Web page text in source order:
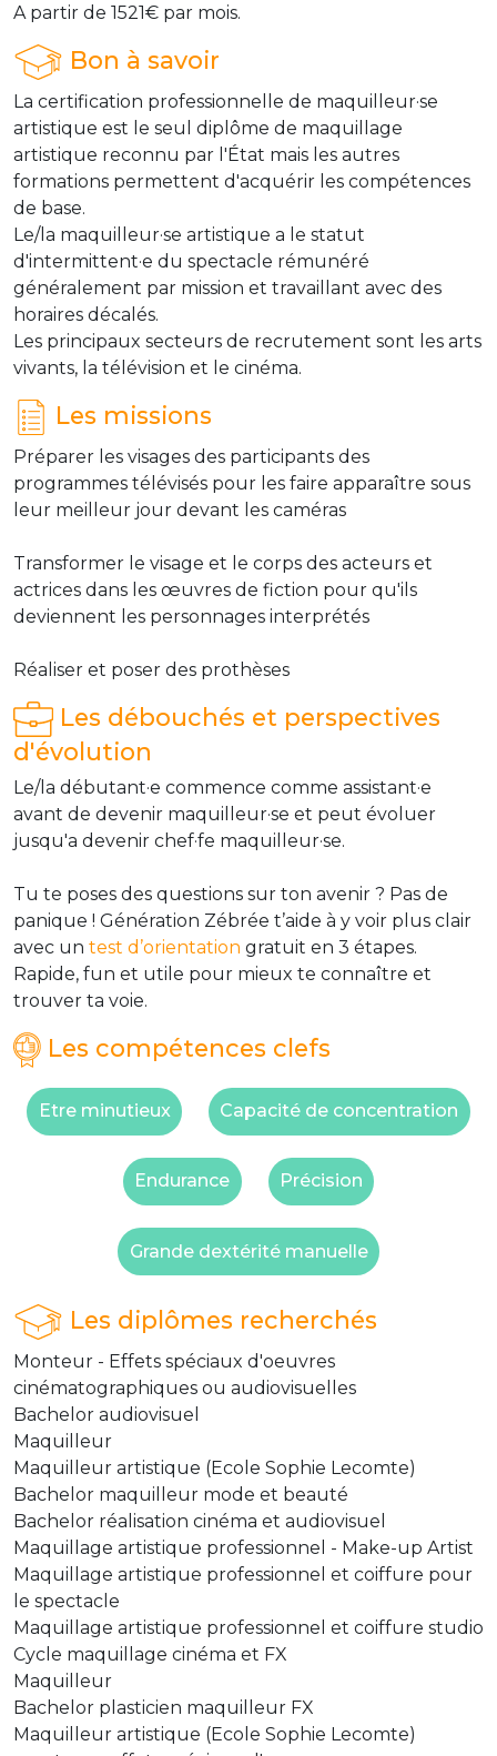
A partir de 1521€ par mois.
Bon à savoir
La certification professionnelle de maquilleur·se
artistique est le seul diplôme de maquillage
artistique reconnu par l'État mais les autres
formations permettent d'acquérir les compétences
de base.
Le/la maquilleur·se artistique a le statut
d'intermittent·e du spectacle rémunéré
généralement par mission et travaillant avec des
horaires décalés.
Les principaux secteurs de recrutement sont les arts
vivants, la télévision et le cinéma.
Les missions
Préparer les visages des participants des
programmes télévisés pour les faire apparaître sous
leur meilleur jour devant les caméras
Transformer le visage et le corps des acteurs et
actrices dans les œuvres de fiction pour qu'ils
deviennent les personnages interprétés
Réaliser et poser des prothèses
Les débouchés et perspectives
d'évolution
Le/la débutant·e commence comme assistant·e
avant de devenir maquilleur·se et peut évoluer
jusqu'a devenir chef·fe maquilleur·se.
Tu te poses des questions sur ton avenir ? Pas de
panique ! Génération Zébrée t’aide à y voir plus clair
avec un test d’orientation gratuit en 3 étapes.
Rapide, fun et utile pour mieux te connaître et
trouver ta voie.
Les compétences clefs
Etre minutieux Capacité de concentration
Endurance Précision
Grande dextérité manuelle
Les diplômes recherchés
Monteur - Effets spéciaux d'oeuvres
cinématographiques ou audiovisuelles
Bachelor audiovisuel
Maquilleur
Maquilleur artistique (Ecole Sophie Lecomte)
Bachelor maquilleur mode et beauté
Bachelor réalisation cinéma et audiovisuel
Maquillage artistique professionnel - Make-up Artist
Maquillage artistique professionnel et coiffure pour
le spectacle
Maquillage artistique professionnel et coiffure studio
Cycle maquillage cinéma et FX
Maquilleur
Bachelor plasticien maquilleur FX
Maquilleur artistique (Ecole Sophie Lecomte)